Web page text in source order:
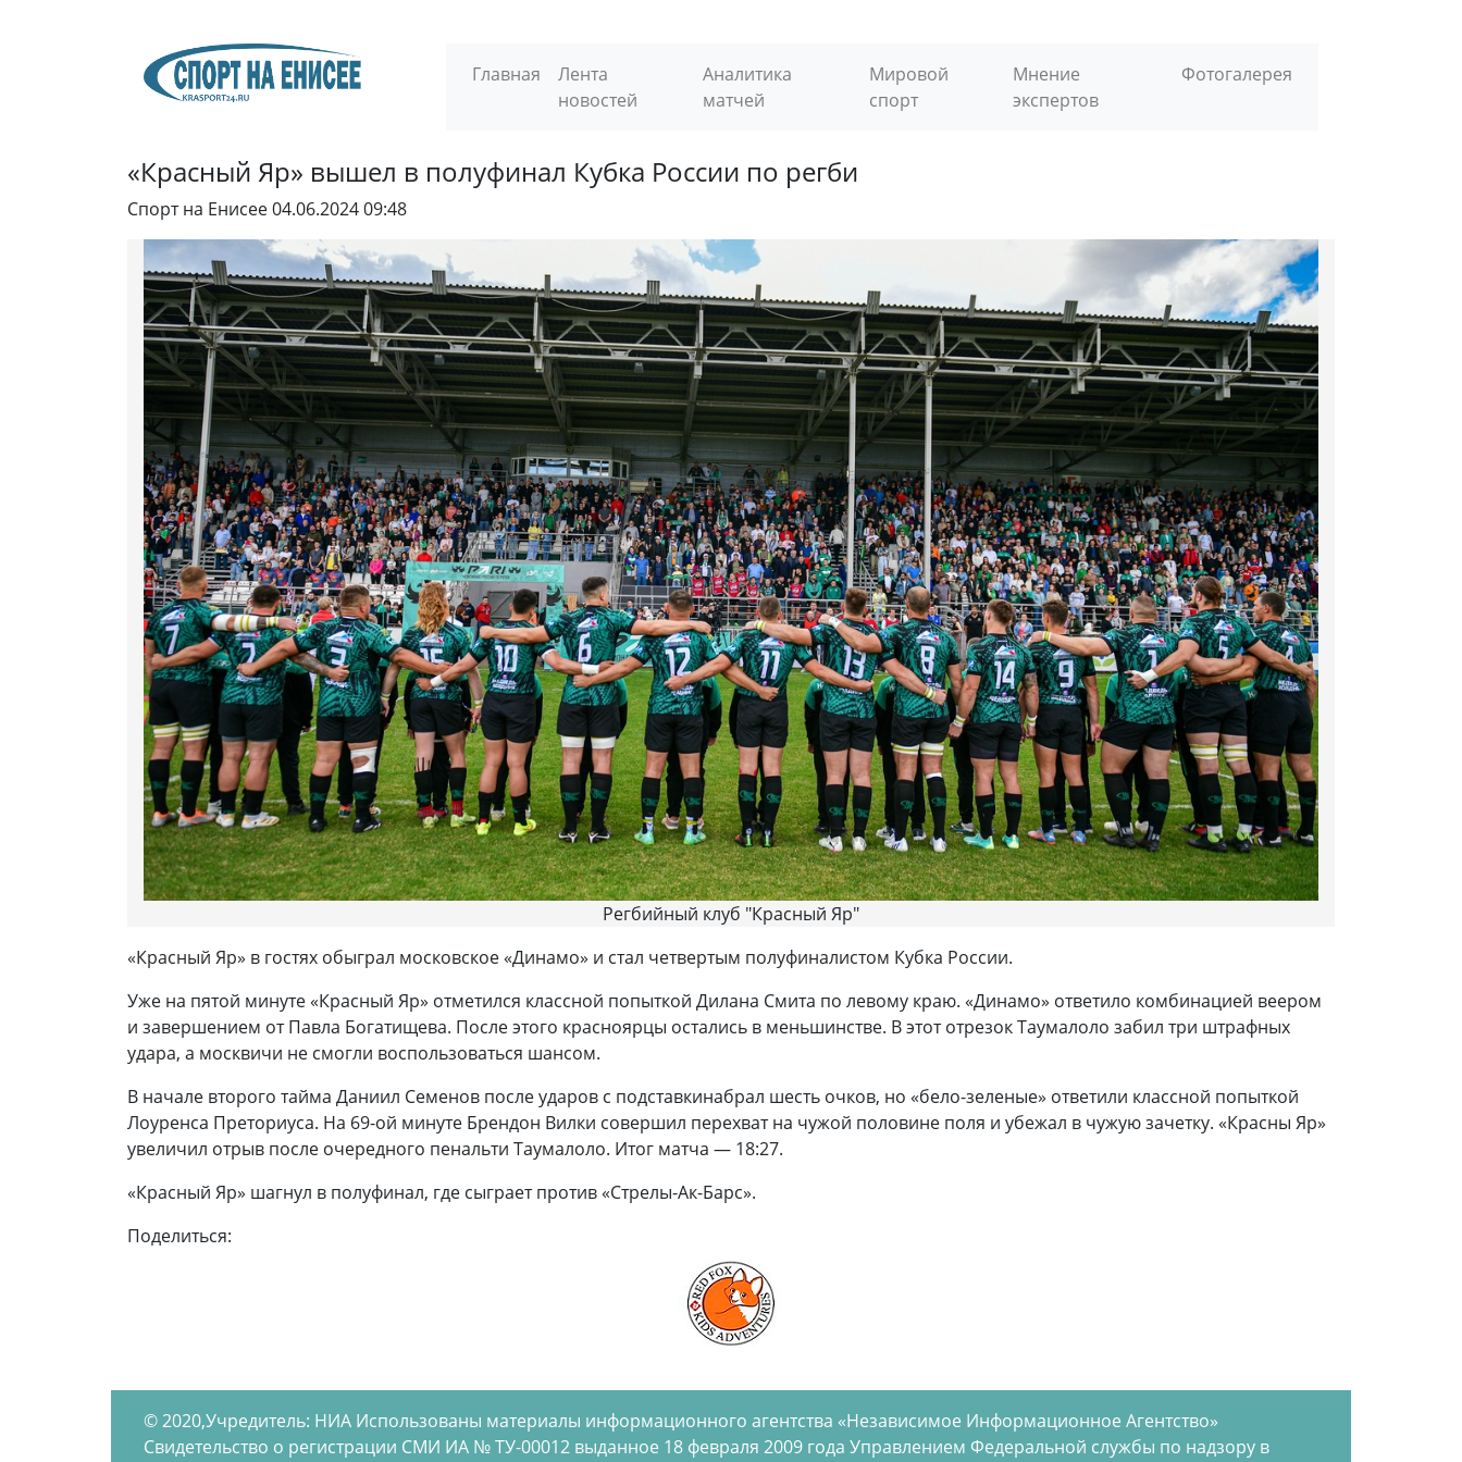
Главная
Лента
новостей
Аналитика
матчей
Мировой
спорт
Мнение
экспертов
Фотогалерея
«Красный Яр» вышел в полуфинал Кубка России по регби
Спорт на Енисее04.06.2024 09:48
Регбийный клуб "Красный Яр"
«Красный Яр» в гостях обыграл московское «Динамо» и стал четвертым полуфиналистом Кубка России.
Уже на пятой минуте «Красный Яр» отметился классной попыткой Дилана Смита по левому краю. «Динамо» ответило комбинацией веером
и завершением от Павла Богатищева. После этого красноярцы остались в меньшинстве. В этот отрезок Таумалоло забил три штрафных
удара, а москвичи не смогли воспользоваться шансом.
В начале второго тайма Даниил Семенов после ударов с подставкинабрал шесть очков, но «бело-зеленые» ответили классной попыткой
Лоуренса Преториуса. На 69-ой минуте Брендон Вилки совершил перехват на чужой половине поля и убежал в чужую зачетку. «Красны Яр»
увеличил отрыв после очередного пенальти Таумалоло. Итог матча — 18:27.
«Красный Яр» шагнул в полуфинал, где сыграет против «Стрелы-Ак-Барс».
Поделиться:
© 2020,Учредитель: НИА Использованы материалы информационного агентства «Независимое Информационное Агентство»
Свидетельство о регистрации СМИ ИА № ТУ-00012 выданное 18 февраля 2009 года Управлением Федеральной службы по надзору в